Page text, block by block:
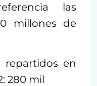
las
millones de
repartidos en
280 mil